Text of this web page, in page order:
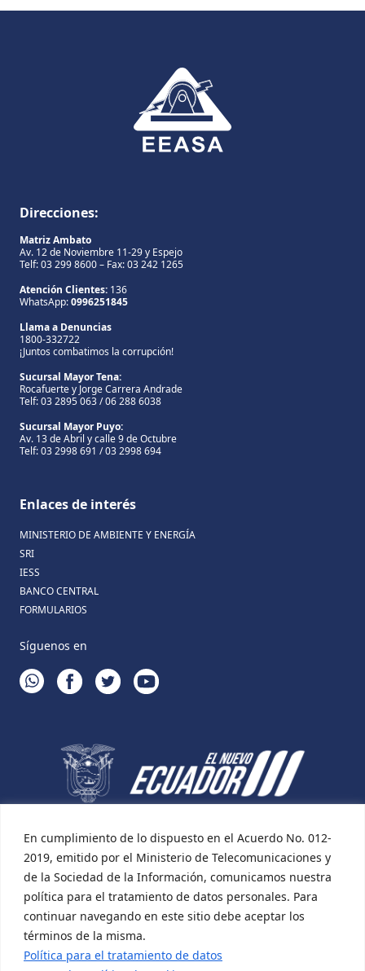
En cumplimiento de lo dispuesto en el Acuerdo No. 012-
2019, emitido por el Ministerio de Telecomunicaciones y
de la Sociedad de la Información, comunicamos nuestra
política para el tratamiento de datos personales. Para
continuar navegando en este sitio debe aceptar los
términos de la misma.
Política para el tratamiento de datos
Direcciones:
Matriz Ambato
Av. 12 de Noviembre 11-29 y Espejo
Telf: 03 299 8600 – Fax: 03 242 1265
Atención Clientes: 136
WhatsApp:0996251845
Llama a Denuncias
1800-332722
¡Juntos combatimos la corrupción!
Sucursal Mayor Tena:
Rocafuerte y Jorge Carrera Andrade
Telf: 03 2895 063 / 06 288 6038
Sucursal Mayor Puyo:
Av. 13 de Abril y calle 9 de Octubre
Telf: 03 2998 691 / 03 2998 694
Enlaces de interés
MINISTERIO DE AMBIENTE Y ENERGÍA
SRI
IESS
BANCO CENTRAL
FORMULARIOS
Síguenos en
WHATSAPPFACEBOOKTWITTERYOUTUBE